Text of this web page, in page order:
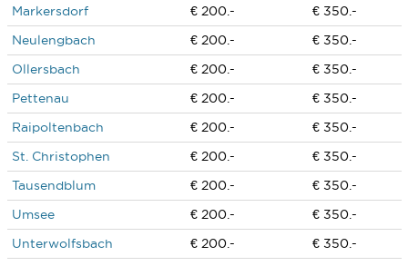
Markersdorf
€ 200.-
€ 350.-
Neulengbach
€ 200.-
€ 350.-
Ollersbach
€ 200.-
€ 350.-
Pettenau
€ 200.-
€ 350.-
Raipoltenbach
€ 200.-
€ 350.-
St. Christophen
€ 200.-
€ 350.-
Tausendblum
€ 200.-
€ 350.-
Umsee
€ 200.-
€ 350.-
Unterwolfsbach
€ 200.-
€ 350.-